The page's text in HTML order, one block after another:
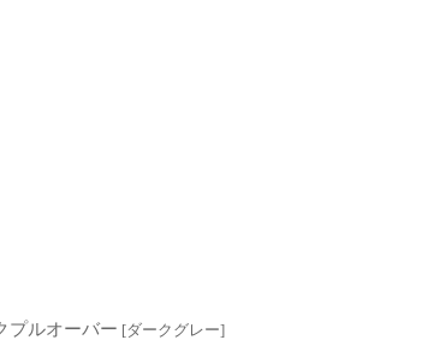
プルオーバー [ダークグレー]